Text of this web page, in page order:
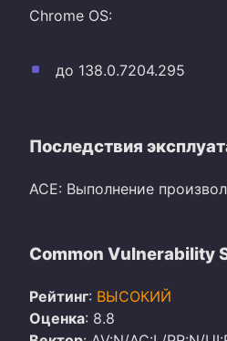
Chrome OS:
до 138.0.7204.295
Последствия
ACE: Выполнение
Common Vulnerability
Рейтинг: ВЫСОКИЙ
Оценка: 8.8